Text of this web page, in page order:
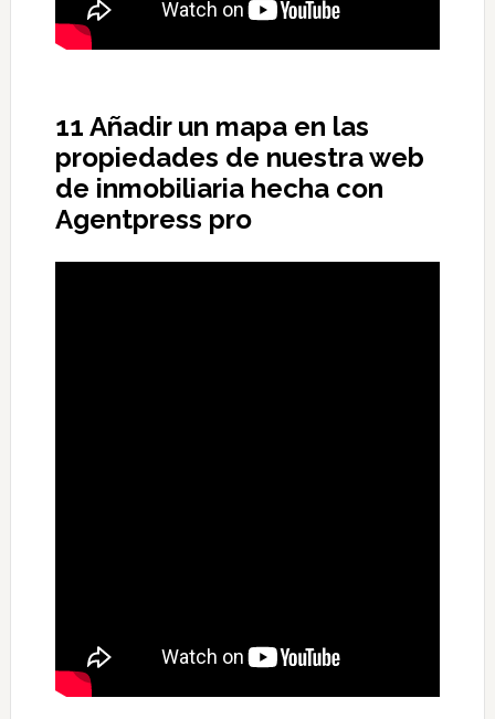
11 Añadir un mapa en las
propiedades de nuestra web
de inmobiliaria hecha con
Agentpress pro